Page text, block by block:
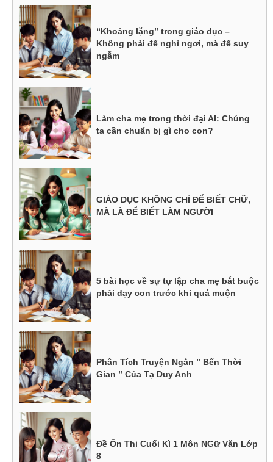
“Khoảng lặng” trong giáo dục –
Không phải để nghỉ ngơi, mà để suy
ngẫm
Làm cha mẹ trong thời đại AI: Chúng
ta cần chuẩn bị gì cho con?
GIÁO DỤC KHÔNG CHỈ ĐỂ BIẾT CHỮ,
MÀ LÀ ĐỂ BIẾT LÀM NGƯỜI
5 bài học về sự tự lập cha mẹ bắt buộc
phải dạy con trước khi quá muộn
Phân Tích Truyện Ngắn ” Bến Thời
Gian ” Của Tạ Duy Anh
Đề Ôn Thi Cuối Kì 1 Môn NGữ Văn Lớp
8